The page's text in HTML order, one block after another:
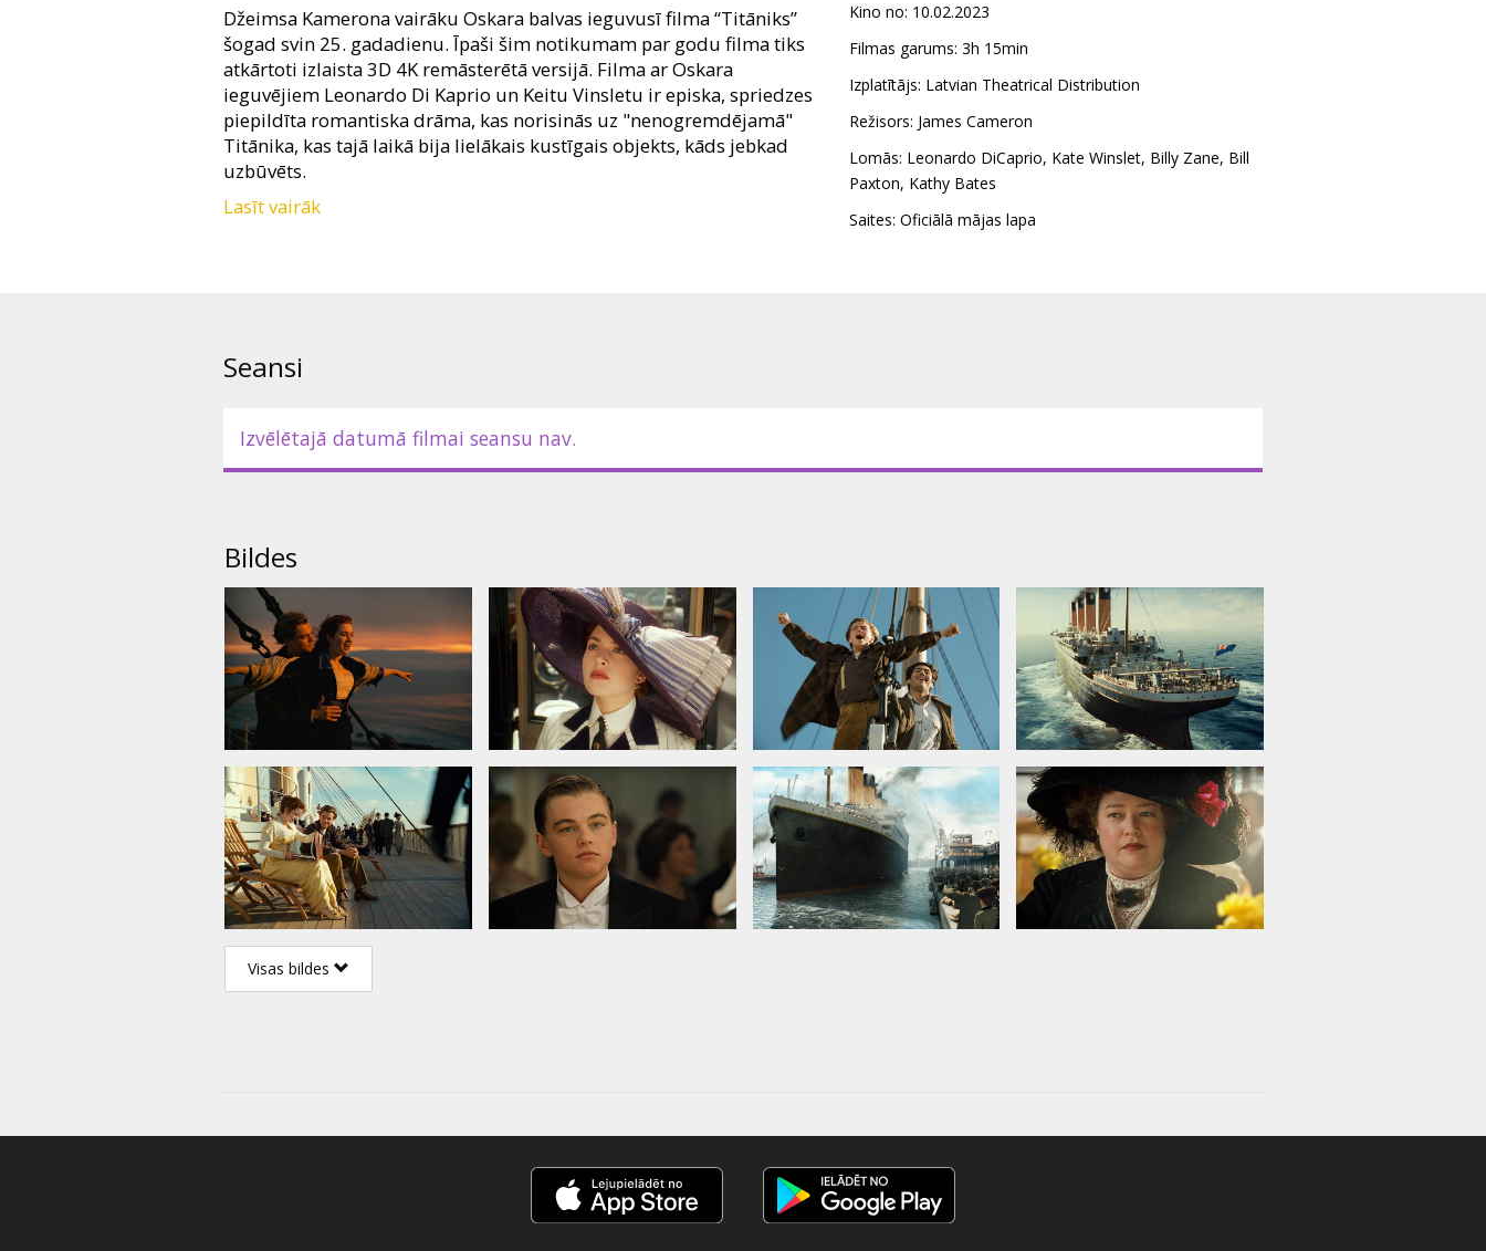
Džeimsa Kamerona vairāku Oskara balvas ieguvusī filma “Titāniks”
šogad svin 25. gadadienu. Īpaši šim notikumam par godu filma tiks
atkārtoti izlaista 3D 4K remāsterētā versijā. Filma ar Oskara
ieguvējiem Leonardo Di Kaprio un Keitu Vinsletu ir episka, spriedzes
piepildīta romantiska drāma, kas norisinās uz "nenogremdējamā"
Titānika, kas tajā laikā bija lielākais kustīgais objekts, kāds jebkad
uzbūvēts.
Seansi 3D formātā. Filma angļu valodā ar subtitriem latviešu un
Lasīt vairāk
Kino no: 10.02.2023
Filmas garums: 3h 15min
Izplatītājs: Latvian Theatrical Distribution
Režisors: James Cameron
Lomās: Leonardo DiCaprio, Kate Winslet, Billy Zane, Bill
Paxton, Kathy Bates
Saites: Oficiālā mājas lapa
Seansi
Izvēlētajā datumā filmai seansu nav.
Bildes
Visas bildes